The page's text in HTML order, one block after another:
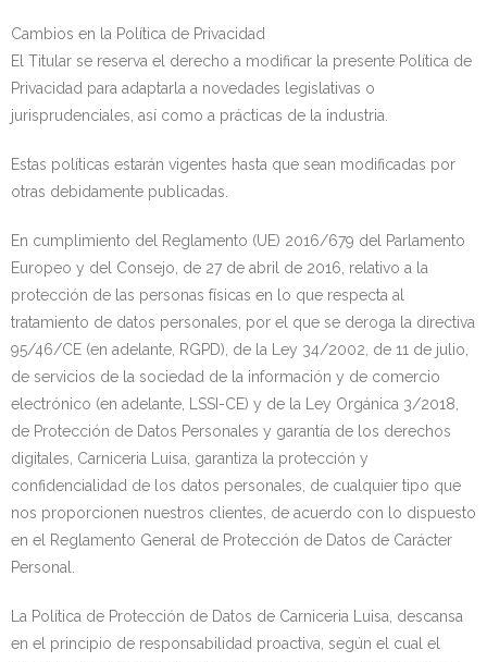
Cambios en la Política de Privacidad
El Titular se reserva el derecho a modificar la presente Política de
Privacidad para adaptarla a novedades legislativas o
jurisprudenciales, así como a prácticas de la industria.
Estas políticas estarán vigentes hasta que sean modificadas por
otras debidamente publicadas.
En cumplimiento del Reglamento (UE) 2016/679 del Parlamento
Europeo y del Consejo, de 27 de abril de 2016, relativo a la
protección de las personas físicas en lo que respecta al
tratamiento de datos personales, por el que se deroga la directiva
95/46/CE (en adelante, RGPD), de la Ley 34/2002, de 11 de julio,
de servicios de la sociedad de la información y de comercio
electrónico (en adelante, LSSI-CE) y de la Ley Orgánica 3/2018,
de Protección de Datos Personales y garantía de los derechos
digitales, Carniceria Luisa, garantiza la protección y
confidencialidad de los datos personales, de cualquier tipo que
nos proporcionen nuestros clientes, de acuerdo con lo dispuesto
en el Reglamento General de Protección de Datos de Carácter
Personal.
La Política de Protección de Datos de Carniceria Luisa, descansa
en el principio de responsabilidad proactiva, según el cual el